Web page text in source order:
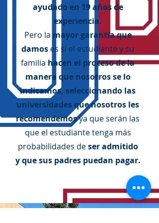
ayudado en 19 años de
experiencia.
Pero la mayor garantía que
damos es si el estudiante y su
familia hacen el proceso de la
manera que nosotros se lo
indicamos, seleccionando las
universidades que nosotros les
recomendemosya que serán las
que el estudiante tenga más
probabilidades deser admitido
y que sus padres puedan pagar.